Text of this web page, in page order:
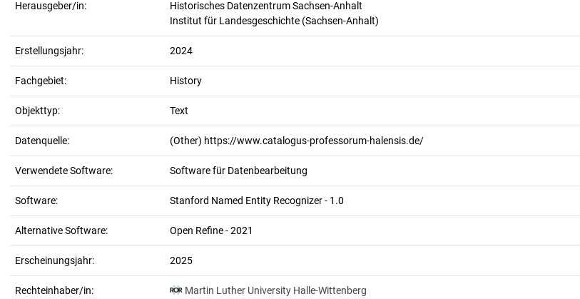
Herausgeber/in:
Historisches Datenzentrum Sachsen-Anhalt
Institut für Landesgeschichte (Sachsen-Anhalt)
Erstellungsjahr: 2024
Fachgebiet: History
Objekttyp: Text
Datenquelle: (Other) https://www.catalogus-professorum-halensis.de/
Verwendete Software: Software für Datenbearbeitung
Software: Stanford Named Entity Recognizer - 1.0
Alternative Software: Open Refine - 2021
Erscheinungsjahr: 2025
Rechteinhaber/in: Martin Luther University Halle-Wittenberg